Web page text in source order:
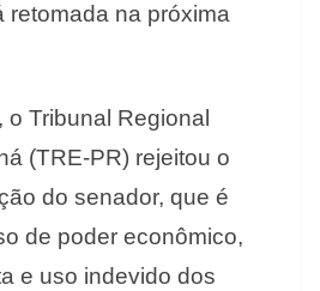
retomada na próxima
Tribunal Regional
(TRE-PR) rejeitou o
do senador, que é
de poder econômico,
e uso indevido dos